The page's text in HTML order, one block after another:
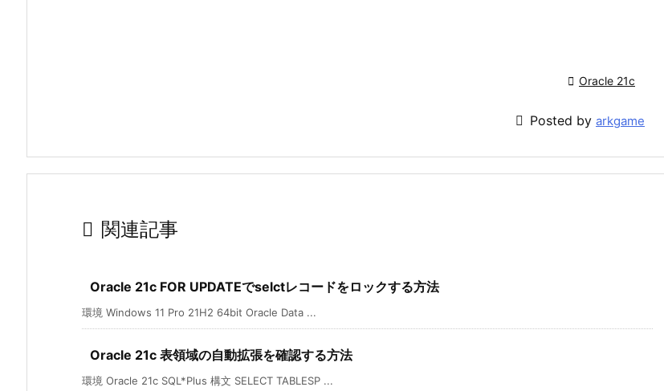
 Oracle 21c
 Posted by arkgame
 関連記事
Oracle 21c FOR UPDATEでselctレコードをロックする方法
環境 Windows 11 Pro 21H2 64bit Oracle Data ...
Oracle 21c 表領域の自動拡張を確認する方法
環境 Oracle 21c SQL*Plus 構文 SELECT TABLESP ...